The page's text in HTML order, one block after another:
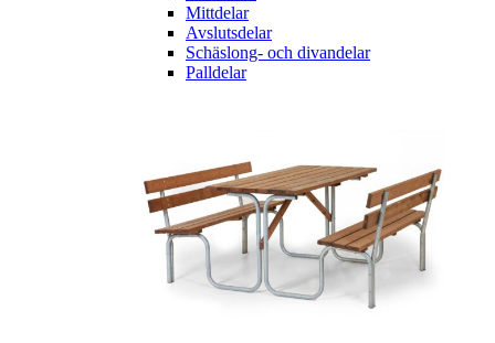
Mittdelar
Avslutsdelar
Schäslong- och divandelar
Palldelar